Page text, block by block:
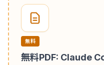
無料
無料PDF: Claude